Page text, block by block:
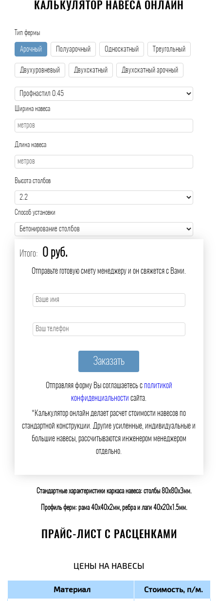
КАЛЬКУЛЯТОР НАВЕСА ОНЛАЙН
Тип фермы
Арочный Полуарочный Односкатный Треугольный
Двухуровневый Двухскатный Двухскатный арочный
Ширина навеса
Длина навеса
Высота столбов
Способ установки
Итого: 0 руб.
Отправьте готовую смету менеджеру и он свяжется с Вами.
Отправляя форму Вы соглашаетесь сполитикой
конфиденциальности сайта.
*Калькулятор онлайн делает расчет стоимости навесов по
стандартной конструкции. Другие усиленные, индивидуальные и
большие навесы, рассчитываются инженером менеджером
отдельно.
Стандартные характеристики каркаса навеса: столбы 80х80х3мм.
Профиль ферм: рама 40х40х2мм, ребра и лаги 40х20х1.5мм.
ПРАЙС-ЛИСТ С РАСЦЕНКАМИ
ЦЕНЫ НА НАВЕСЫ
Материал Стоимость, п/м.